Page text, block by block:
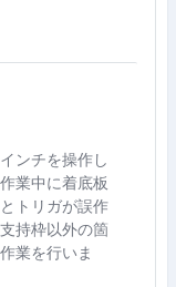
ンチを操作し
業中に着底板
トリガが誤作
持枠以外の箇
業を行いま